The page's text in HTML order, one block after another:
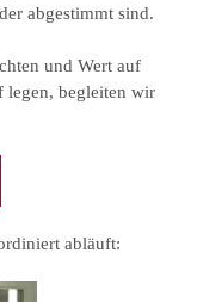
abgestimmt sind.
und Wert auf
legen, begleiten wir
abläuft: